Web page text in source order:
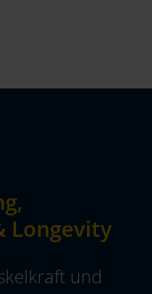
Longevity
und